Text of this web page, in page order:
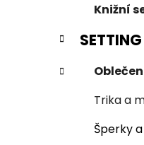
e
Knižní
SETTING
Trika a
Šperky